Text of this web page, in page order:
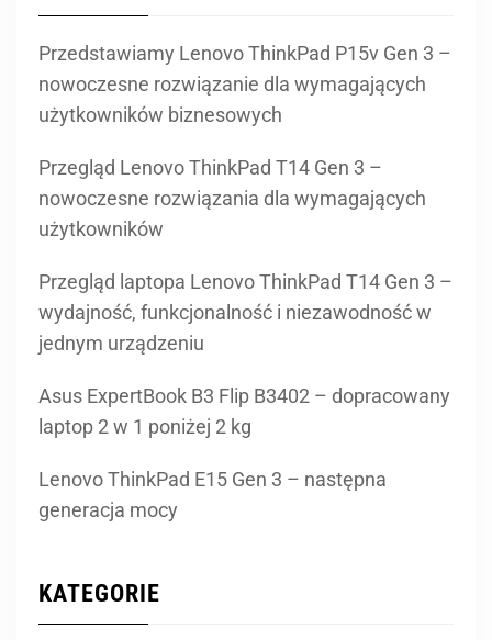
Przedstawiamy Lenovo ThinkPad P15v Gen 3 –
nowoczesne rozwiązanie dla wymagających
użytkowników biznesowych
Przegląd Lenovo ThinkPad T14 Gen 3 –
nowoczesne rozwiązania dla wymagających
użytkowników
Przegląd laptopa Lenovo ThinkPad T14 Gen 3 –
wydajność, funkcjonalność i niezawodność w
jednym urządzeniu
Asus ExpertBook B3 Flip B3402 – dopracowany
laptop 2 w 1 poniżej 2 kg
Lenovo ThinkPad E15 Gen 3 – następna
generacja mocy
KATEGORIE